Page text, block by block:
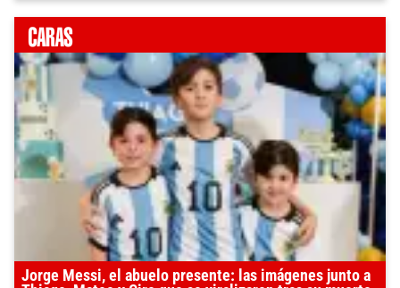
Jorge Messi, el abuelo presente: las imágenes junto a